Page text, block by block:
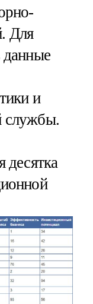
Для
данные
и
службы.
десятка